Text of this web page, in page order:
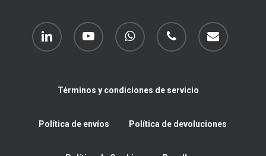
linkedin youtube whatsapp phone email
Términos y condiciones de servicio
Política de envíos Política de devoluciones